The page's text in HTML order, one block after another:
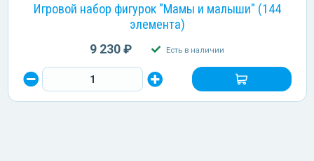
Игровой набор фигурок "Мамы и малыши" (144
элемента)
9 230 ₽ Есть в наличии